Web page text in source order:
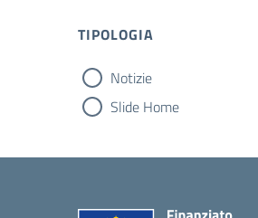
TIPOLOGIA
tipologia di articoli
Notizie
Slide Home